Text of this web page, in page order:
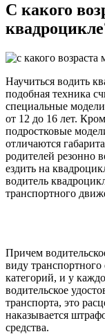
С какого
Научиться водить
подобная техника
специальные
от 12 до 16 лет.
подростковые
отличаются
родителей резонно
ездить на
водитель
транспортного
Причем
виду
категорий, и у
водительское
транспорта, это
наказывается
средства.